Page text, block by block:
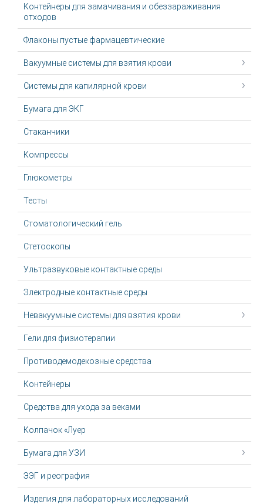
Контейнеры для замачивания и обеззараживания
отходов
Флаконы пустые фармацевтические
Вакуумные системы для взятия крови
Системы для капилярной крови
Бумага для ЭКГ
Стаканчики
Компрессы
Глюкометры
Тесты
Стоматологический гель
Стетоскопы
Ультразвуковые контактные среды
Электродные контактные среды
Невакуумные системы для взятия крови
Гели для физиотерапии
Противодемодекозные средства
Контейнеры
Средства для ухода за веками
Колпачок «Луер
Бумага для УЗИ
ЭЭГ и реография
Изделия для лабораторных исследований